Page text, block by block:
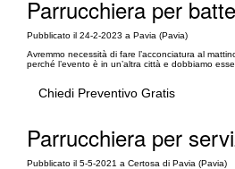
Parrucchiera per
Pubblicato il 24-2-2023 a Pavia (Pavia)
Avremmo necessità di fare l’acconciatura al
perché l’evento è in un’altra città e dobbiamo
Chiedi Preventivo Gratis
Parrucchiera per
Pubblicato il 5-5-2021 a Certosa di Pavia (Pavia)